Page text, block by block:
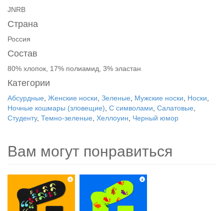
JNRB
Страна
Россия
Состав
80% хлопок, 17% полиамид, 3% эластан
Категории
Абсурдные Женские носки Зеленые Мужские носки Носки
Ночные кошмары (зловещие) С символами Салатовые
Студенту, Темно-зеленые Хеллоуин Черный юмор
Вам могут понравиться